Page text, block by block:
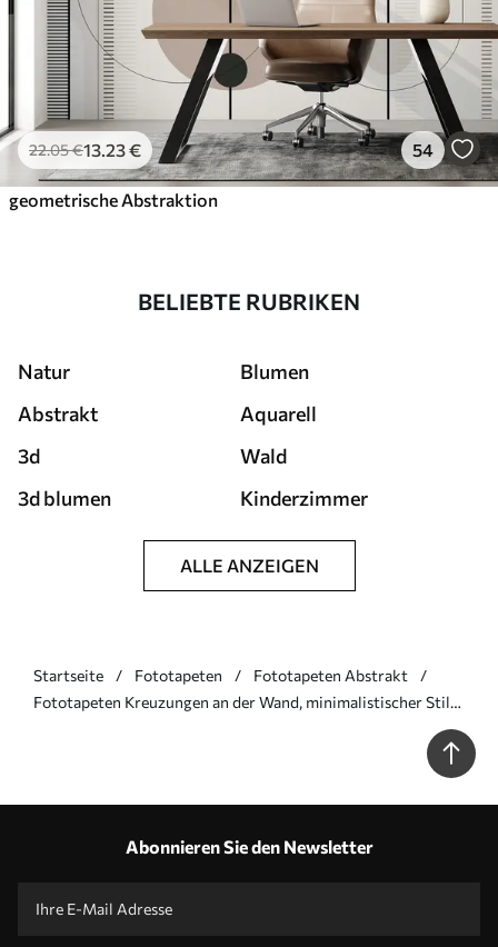
22.05€13 .23€ 54
geometrische Abstraktion
BELIEBTE RUBRIKEN
Natur
Blumen
Abstrakt
Aquarell
3d
Wald
3d blumen
Kinderzimmer
ALLE ANZEIGEN
Startseite Fototapeten
Fototapeten Abstrakt
Fototapeten Kreuzungen an der Wand, minimalistischer Stil
Abonnieren Sie den Newsletter